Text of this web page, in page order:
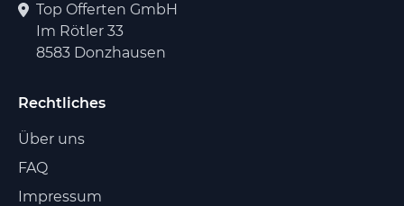
Top Offerten GmbH
Im Rötler 33
8583 Donzhausen
Rechtliches
Über uns
FAQ
Impressum